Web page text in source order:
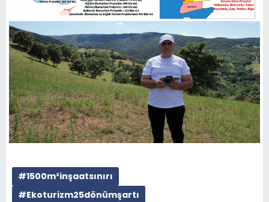
#1500m²inşaatsınırı
#Ekoturizm25dönümşartı